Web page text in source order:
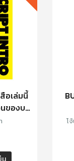
อเล่มนี้
นของบท
โ